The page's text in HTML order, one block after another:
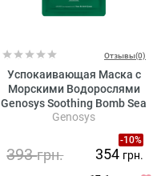
Отзывы(0)
Успокаивающая Маска с
Морскими Водорослями
Genosys Soothing Bomb Sea
Algae Mask
Genosys
-10%
393грн. 354 грн.